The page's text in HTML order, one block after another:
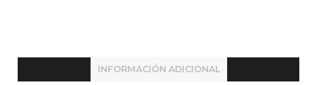
INFORMACIÓN ADICIONAL